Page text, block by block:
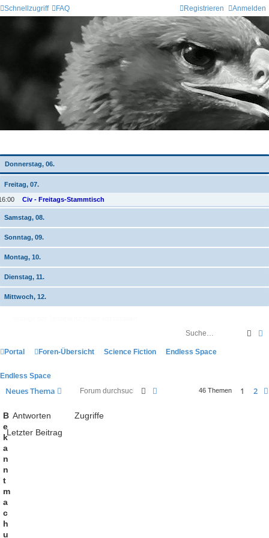
Schnellzugriff FAQ Anmelden
Registrieren
Donnerstag, 06.
Freitag, 07.
Civ - Freitags-Stammtisch
Samstag, 08.
Sonntag, 09.
Montag, 10.
Dienstag, 11.
Mittwoch, 12.
Portal Foren-Übersicht Science Fiction Endless Space
Endless Space
Neues Thema SucheErweiterte Suche
46 Themen 1 2
B
e
k
a
n
n
t
m
a
c
h
u
Antworten
Zugriffe
Letzter Beitrag